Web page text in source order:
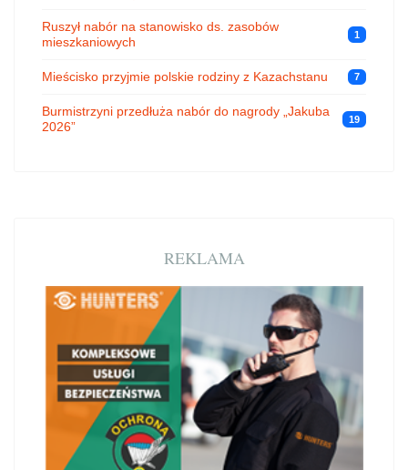
Ruszył nabór na stanowisko ds. zasobów
mieszkaniowych
1
Mieścisko przyjmie polskie rodziny z Kazachstanu 7
Burmistrzyni przedłuża nabór do nagrody „Jakuba
2026”
19
REKLAMA